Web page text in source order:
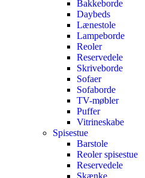
Bakkeborde
Daybeds
Lænestole
Lampeborde
Reoler
Reservedele
Skriveborde
Sofaer
Sofaborde
TV-møbler
Puffer
Vitrineskabe
Spisestue
Barstole
Reoler spisestue
Reservedele
Skænke